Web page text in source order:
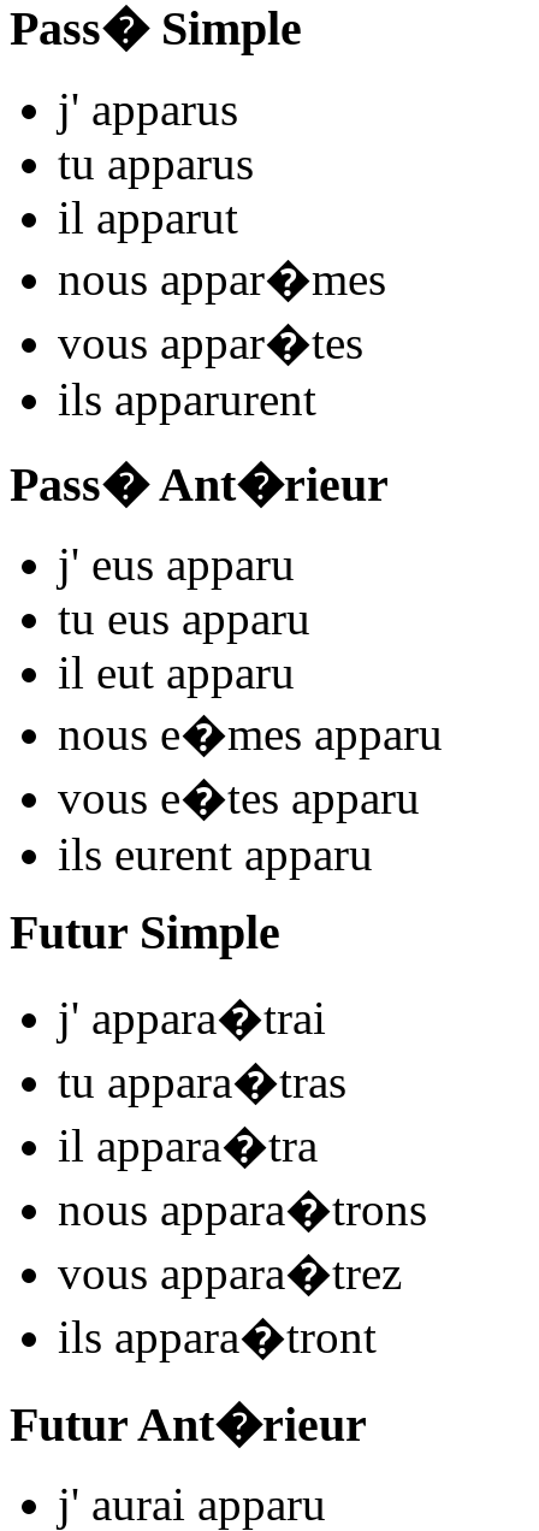
Pass� Simple
j' apparus
tu apparus
il apparut
nous appar�mes
vous appar�tes
ils apparurent
Pass� Ant�rieur
j' eus apparu
tu eus apparu
il eut apparu
nous e�mes apparu
vous e�tes apparu
ils eurent apparu
Futur Simple
j' appara�trai
tu appara�tras
il appara�tra
nous appara�trons
vous appara�trez
ils appara�tront
Futur Ant�rieur
j' aurai apparu